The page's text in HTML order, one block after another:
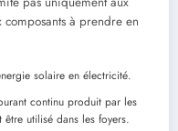
à prendre en
solaire en électricité.
continu produit par les
utilisé dans les foyers.